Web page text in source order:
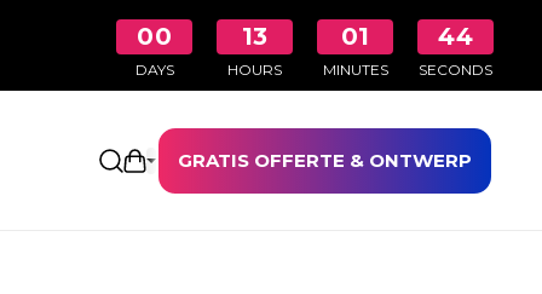
00
DAYS
13
HOURS
01
MINUTES
44
SECONDS
Winkelwagen openen
GRATIS OFFERTE & ONTWERP